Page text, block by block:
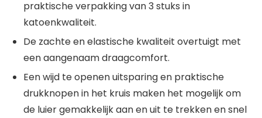
praktische verpakking van 3 stuks in
katoenkwaliteit.
De zachte en elastische kwaliteit overtuigt met
een aangenaam draagcomfort.
Een wijd te openen uitsparing en praktische
drukknopen in het kruis maken het mogelijk om
de luier gemakkelijk aan en uit te trekken en snel